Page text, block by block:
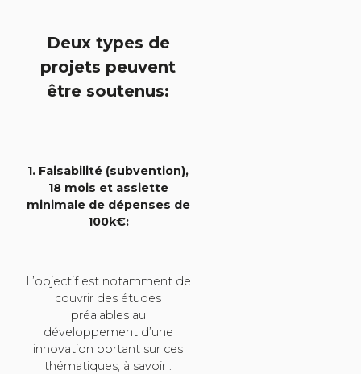
Deux types de
projets peuvent
être soutenus:
1. Faisabilité (subvention),
18 mois et assiette
minimale de dépenses de
100k€:
L’objectif est notamment de
couvrir des études
préalables au
développement d’une
innovation portant sur ces
thématiques, à savoir :